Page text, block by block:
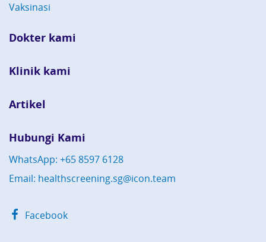
Vaksinasi
Dokter kami
Klinik kami
Artikel
Hubungi Kami
WhatsApp: +65 8597 6128
Email: healthscreening.sg@icon.team
Facebook